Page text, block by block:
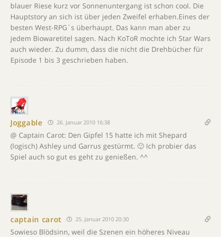
blauer Riese kurz vor Sonnenuntergang ist schon cool. Die
Hauptstory an sich ist über jeden Zweifel erhaben.Eines der
besten West-RPG´s überhaupt. Das kann man aber zu
jedem Biowaretitel sagen. Nach KoToR mochte ich Star Wars
auch wieder. Zu dumm, dass die nicht die Drehbücher für
Episode 1 bis 3 geschrieben haben.
Joggable 26. Januar 2010 16:38
@ Captain Carot: Den Gipfel 15 hatte ich mit Shepard
(logisch) Ashley und Garrus gestürmt. 🙂 Ich probier das
Spiel auch so gut es geht zu genießen. ^^
captain carot 25. Januar 2010 20:30
Sowieso Blödsinn, weil die Szenen ein höheres Niveau